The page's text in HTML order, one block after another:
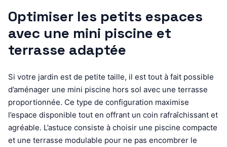
Optimiser les petits espaces
avec une mini piscine et
terrasse adaptée
Si votre jardin est de petite taille, il est tout à fait possible
d’aménager une mini piscine hors sol avec une terrasse
proportionnée. Ce type de configuration maximise
l’espace disponible tout en offrant un coin rafraîchissant et
agréable. L’astuce consiste à choisir une piscine compacte
et une terrasse modulable pour ne pas encombrer le